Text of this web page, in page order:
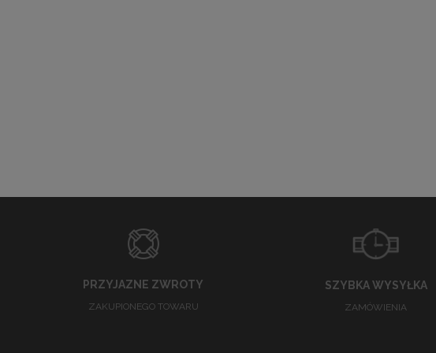
PRZYJAZNE ZWROTY
ZAKUPIONEGO TOWARU
SZYBKA WYSYŁKA
ZAMÓWIENIA